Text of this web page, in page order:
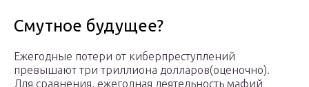
Смутное будущее?
Ежегодные потери от киберпреступлений
превышают три триллиона долларов(оценочно).
Для сравнения, ежегодная деятельность мафий